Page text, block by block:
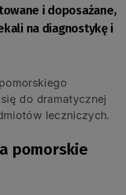
i doposażane,
na diagnostykę i
do dramatycznej
leczniczych.
pomorskie